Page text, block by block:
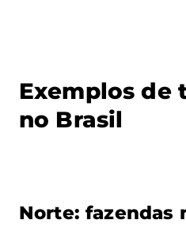
Exemplos de
no Brasil
Norte: fazendas